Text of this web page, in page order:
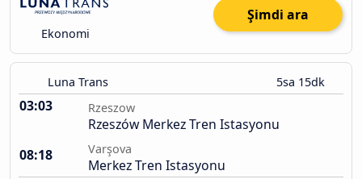
Ekonomi
Şimdi ara
Luna Trans 5sa 15dk
03:03 Rzeszow
Rzeszów Merkez Tren Istasyonu
08:18
Varşova
Merkez Tren Istasyonu